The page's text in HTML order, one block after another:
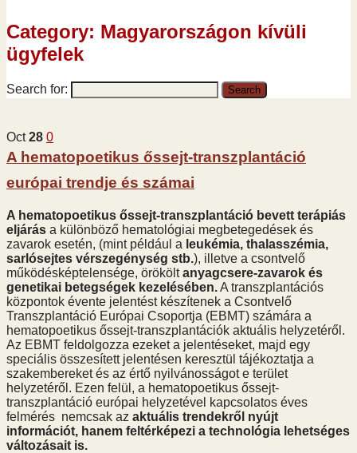
Category: Magyarországon kívüli
ügyfelek
Search for:
Oct28 0
A hematopoetikus őssejt-transzplantáció
európai trendje és számai
A hematopoetikus őssejt-transzplantáció bevett terápiás
eljárás a különböző hematológiai megbetegedések és
zavarok esetén, (mint például a leukémia, thalasszémia,
sarlósejtes vérszegénység stb.), illetve a csontvelő
működésképtelensége, örököltanyagcsere-zavarok és
genetikai betegségek kezelésében.A transzplantációs
központok évente jelentést készítenek a Csontvelő
Transzplantáció Európai Csoportja (EBMT) számára a
hematopoetikus őssejt-transzplantációk aktuális helyzetéről.
Az EBMT feldolgozza ezeket a jelentéseket, majd egy
speciális összesített jelentésen keresztül tájékoztatja a
szakembereket és az értő nyilvánosságot e terület
helyzetéről. Ezen felül, a hematopoetikus őssejt-
transzplantáció európai helyzetével kapcsolatos éves
felmérés nemcsak az aktuális trendekről nyújt
információt, hanem feltérképezi a technológia lehetséges
változásait is.